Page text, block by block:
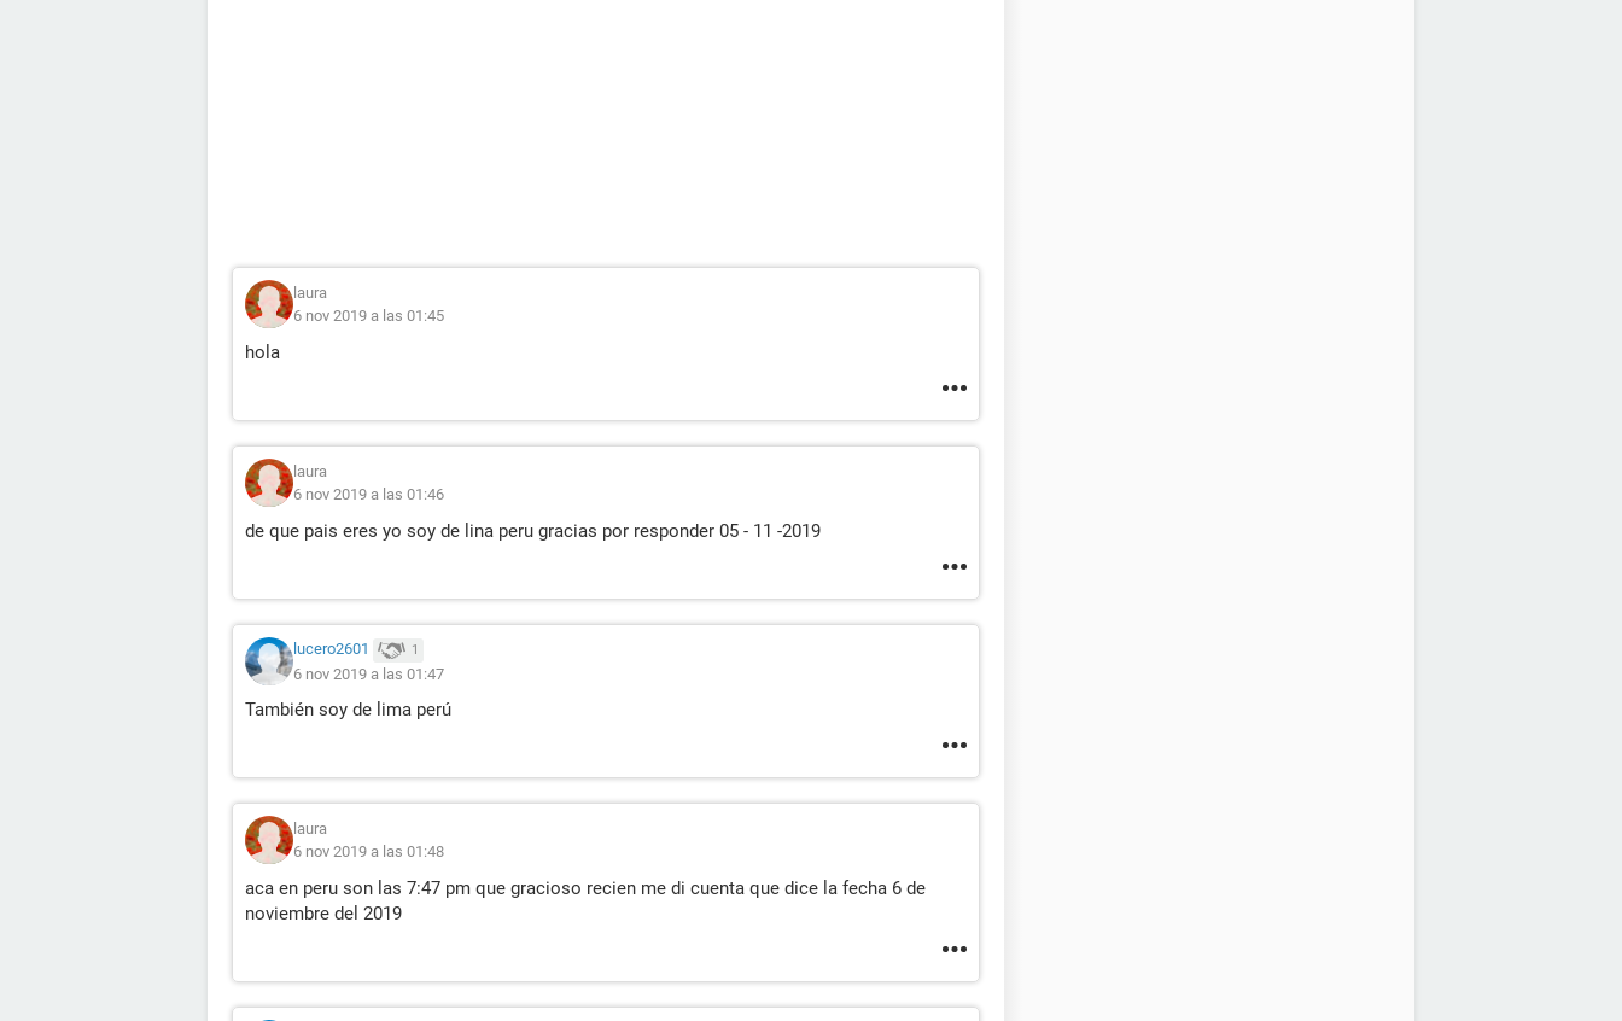
laura
6 nov 2019 a las 01:45
hola
laura
6 nov 2019 a las 01:46
de que pais eres yo soy de lina peru gracias por responder 05 - 11 -2019
lucero2601 1
6 nov 2019 a las 01:47
También soy de lima perú
laura
6 nov 2019 a las 01:48
aca en peru son las 7:47 pm que gracioso recien me di cuenta que dice la fecha 6 de
noviembre del 2019